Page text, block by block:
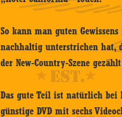
So kann man guten
nachhaltig unterstrichen hat,
der New-Country-Szene
Das gute Teil ist natürlich bei
günstige DVD mit sechs